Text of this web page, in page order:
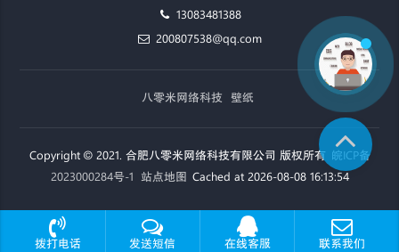
13083481388
200807538@qq.com
八零米网络科技 壁纸
Copyright © 2021. 合肥八零米网络科技有限公司 版权所有 皖ICP备
2023000284号-1 站点地图 Cached at 2026-08-08 16:13:54
拨打电话 发送短信 在线客服 联系我们